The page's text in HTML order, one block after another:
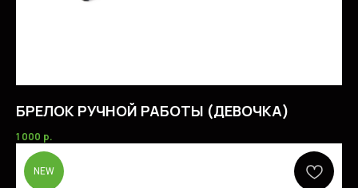
БРЕЛОК РУЧНОЙ РАБОТЫ (ДЕВОЧКА)
1 000 р.
NEW